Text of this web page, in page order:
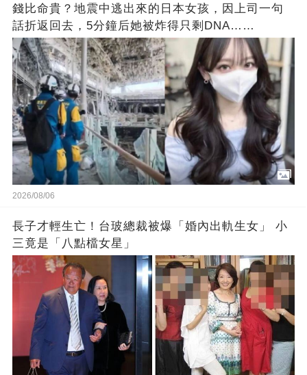
錢比命貴？地震中逃出來的日本女孩，因上司一句
話折返回去，5分鐘后她被炸得只剩DNA……
2026/08/06
長子才輕生亡！台玻總裁被爆「婚內出軌生女」 小
三竟是「八點檔女星」